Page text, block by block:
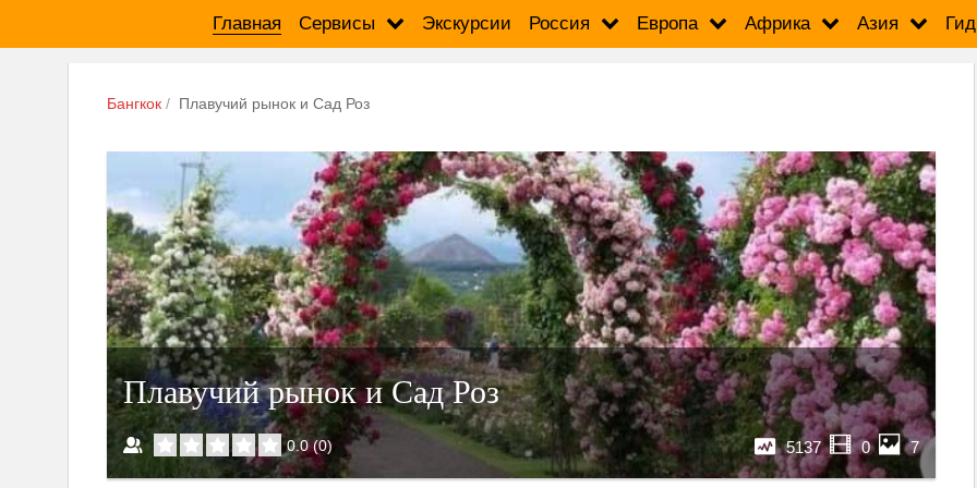
Главная Сервисы Экскурсии Россия Европа Африка Азия
Бангкок Плавучий рынок и Сад Роз
Плавучий рынок и Сад Роз
0.0(0) 5137 0 7